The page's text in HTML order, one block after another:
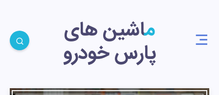
ماشین های
پارس خودرو